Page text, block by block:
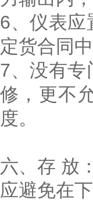
6、仪表应
定货合同中
7、没有专
修，更不
度。
六、存 放：
应避免在